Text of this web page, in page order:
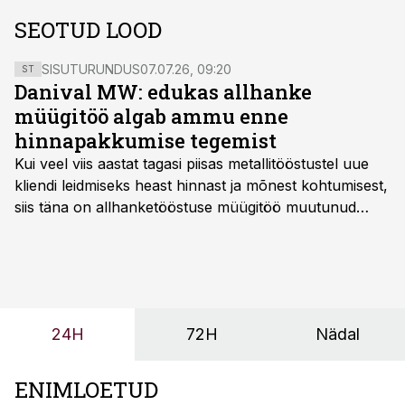
SEOTUD LOOD
ST SISUTURUNDUS07.07.26, 09:20
Danival MW: edukas allhanke
müügitöö algab ammu enne
hinnapakkumise tegemist
Kui veel viis aastat tagasi piisas metallitööstustel uue
kliendi leidmiseks heast hinnast ja mõnest kohtumisest,
siis täna on allhanketööstuse müügitöö muutunud
24H 72H Nädal
ENIMLOETUD